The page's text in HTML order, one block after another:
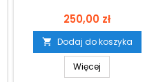
Cena
250,00 zł
 Dodaj do koszyka
Więcej